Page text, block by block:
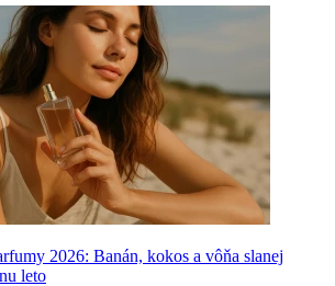
2026: Banán, kokos a vôňa slanej
leto